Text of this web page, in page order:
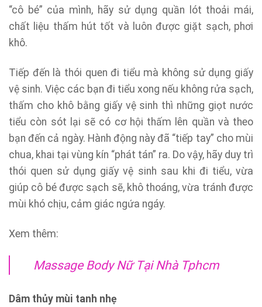
“cô bé” của mình, hãy sử dụng quần lót thoải mái,
chất liệu thấm hút tốt và luôn được giặt sạch, phơi
khô.
Tiếp đến là thói quen đi tiểu mà không sử dụng giấy
vệ sinh. Việc các bạn đi tiểu xong nếu không rửa sạch,
thấm cho khô bằng giấy vệ sinh thì những giọt nước
tiểu còn sót lại sẽ có cơ hội thấm lên quần và theo
bạn đến cả ngày. Hành động này đã “tiếp tay” cho mùi
chua, khai tại vùng kín “phát tán” ra. Do vậy, hãy duy trì
thói quen sử dụng giấy vệ sinh sau khi đi tiểu, vừa
giúp cô bé được sạch sẽ, khô thoáng, vừa tránh được
mùi khó chịu, cảm giác ngứa ngáy.
Xem thêm:
Massage Body Nữ Tại Nhà Tphcm
Dâm thủy mùi tanh nhẹ